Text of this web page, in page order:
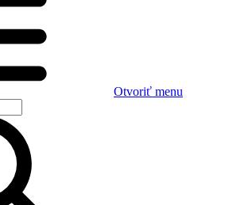
Otvoriť menu